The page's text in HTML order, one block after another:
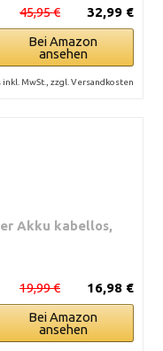
32,99 €
45,95 €
Bei Amazon
ansehen
inkl. MwSt., zzgl. Versandkosten
Akku kabellos,
16,98 €
19,99 €
Bei Amazon
ansehen